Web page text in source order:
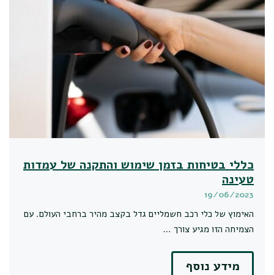
כללי בטיחות בזמן שימוש והתקנה של עמדות
טעינה
19/06/2023
האימוץ של כלי רכב חשמליים גדל בקצב מהיר ברחבי העולם. עם
הצמיחה הזו מגיע צורך …
מידע נוסף